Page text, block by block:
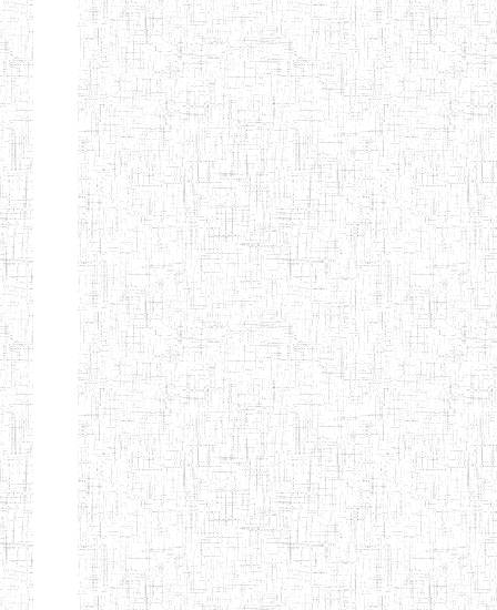
TCHEB'S
ENIEG PRIVEE
BILINGUE
INCLUSIVE
LOUIS
BRAILLE DU
CJARC
12/07/2019 ENIEG Privé
ENIEG LA
PENSEE
28/12/2007 ENIEG Privé
ENIEG PRIVEE
AIME-CESAIRE
28/08/2009 ENIEG Privé
ENIEG
SIANTOU
03/06/2014 ENIEG Privé
ENIEG LA
26/05/2014 ENIEG Privé